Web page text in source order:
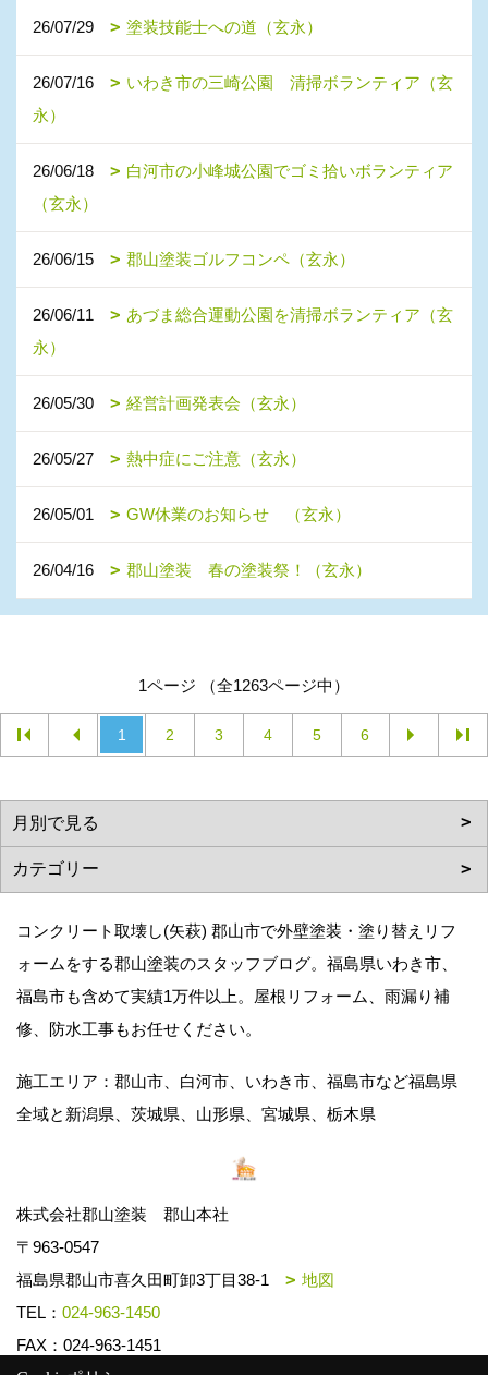
26/07/29 塗装技能士への道（玄永）
26/07/16
いわき市の三崎公園 清掃ボランティア（玄
永）
26/06/18
白河市の小峰城公園でゴミ拾いボランティア
（玄永）
26/06/15 郡山塗装ゴルフコンペ（玄永）
26/06/11
あづま総合運動公園を清掃ボランティア（玄
永）
26/05/30 経営計画発表会（玄永）
26/05/27 熱中症にご注意（玄永）
26/05/01 GW休業のお知らせ （玄永）
26/04/16 郡山塗装 春の塗装祭！（玄永）
1ページ （全1263ページ中）
1 2 3 4 5 6
コンクリート取壊し(矢萩) 郡山市で外壁塗装・塗り替えリフ
ォームをする郡山塗装のスタッフブログ。福島県いわき市、
福島市も含めて実績1万件以上。屋根リフォーム、雨漏り補
修、防水工事もお任せください。
施工エリア：郡山市、白河市、いわき市、福島市など福島県
全域と新潟県、茨城県、山形県、宮城県、栃木県
株式会社郡山塗装 郡山本社
〒963-0547
福島県郡山市喜久田町卸3丁目38-1
地図
TEL： 024-963-1450
FAX：024-963-1451